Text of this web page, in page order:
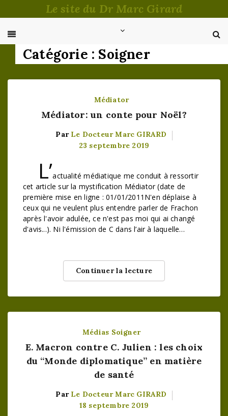
au
Le site du Dr Marc Girard
Catégorie : Soigner
Médiator
Médiator: un conte pour Noël?
Par Le Docteur Marc GIRARD
23 septembre 2019
L’actualité médiatique me conduit à ressortir
cet article sur la mystification Médiator (date de
première mise en ligne : 01/01/2011N'en déplaise à
ceux qui ne veulent plus entendre parler de Frachon
après l'avoir adulée, ce n'est pas moi qui ai changé
d'avis...). Ni l'émission de C dans l’air à laquelle…
Continuer la lecture
Médias Soigner
E. Macron contre C. Julien : les choix
du “Monde diplomatique” en matière
de santé
Par Le Docteur Marc GIRARD
18 septembre 2019